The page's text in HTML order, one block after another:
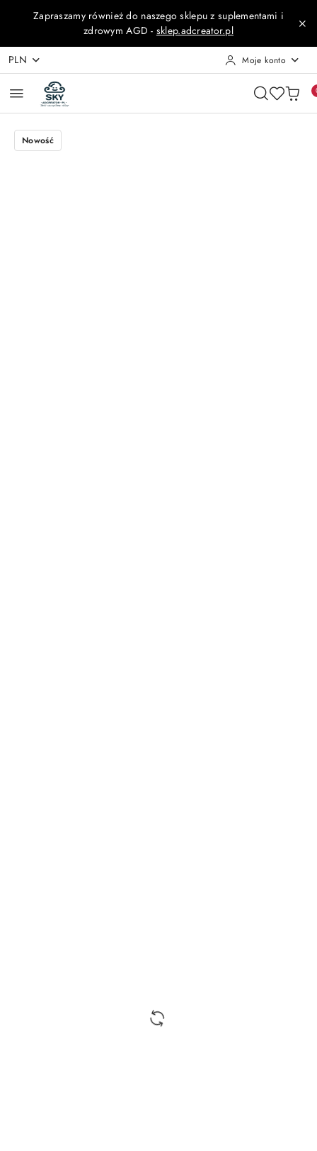
Przejdź do treści głównej
Przejdź do wyszukiwarki
Przejdź do moje konto
Przejdź do menu głównego
Przejdź do opisu produktu
Przejdź do stopki
Zapraszamy również do naszego sklepu z suplementami i
zdrowym AGD - sklep.adcreator.pl
PLN Moje konto
Nowość